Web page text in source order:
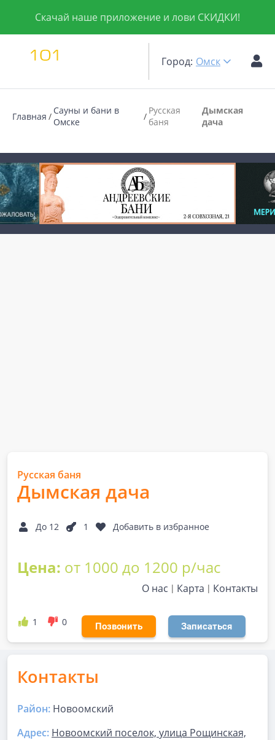
Скачай наше приложение и лови СКИДКИ!
Город: Омск
Главная
Сауны и бани в
Омске
Русская
баня
Дымская
дача
Русская баня
Дымская дача
До 12 1 Добавить в избранное
Цена: от 1000 до 1200 р/час
О нас Карта Контакты
1 0 Позвонить Записаться
Контакты
Район: Новоомский
Адрес: Новоомский поселок, улица Рощинская,